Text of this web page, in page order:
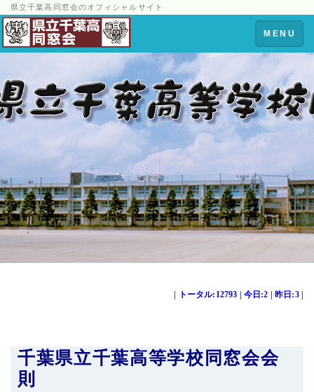
県立千葉高同窓会のオフィシャルサイト
Toggle
navigation
MENU
| トータル:12793 | 今日:2 | 昨日:3 |
千葉県立千葉高等学校同窓会会
則